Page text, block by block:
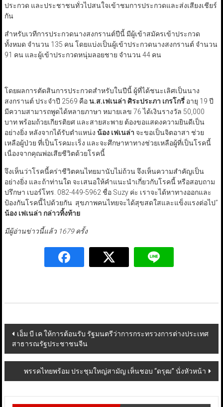
ประกวด และประชาชนทั่วไปสนใจเข้าชมการประกวดและส่งเสียงเชียร์
กัน
สำหรับเวทีการประกวดนางสงกรานต์ปีนี้ มีผู้เข้าสมัครเข้าประกวด
ทั้งหมด จำนวน 135 คน โดยแบ่งเป็นผู้เข้าประกวดนางสงกรานต์ จำนวน
91 คน และผู้เข้าประกวดหนุ่มลอยชาย จำนวน 44 คน
โดยผลการตัดสินการประกวดสำหรับในปีนี้ ผู้ที่ได้ชนะเลิศเป็นนาง
สงกรานต์ ประจำปี 2569 คือน.ส.เฟเนล่า ศิระประภา เกรโกรี่อายุ 19 ปี
มีความสามารถพูดได้หลายภาษา หมายเลข 76 ได้เงินรางวัล 50,000
บาท พร้อมถ้วยเกียรติยศ และสายสะพาย ต้องขอแสดงความยินดีเป็น
อย่างยิ่ง หลังจากได้รับตำแหน่ง น้อง เฟเนล่า จะขอเป็นจิตอาสา ช่วย
เหลือผู้ป่วย ที่เป็นโรคมะเร็ง และจะศึกษาหาทางช่วยเหลือผู้ที่เป็นโรคนี้
เนื่องจากคุณพ่อเสียชีวิตด้วยโรคนี้
จึงเห็นว่าโรคนี้คร่าชีวิตคนไทยมานับไม่ถ้วน จึงเห็นความสำคัญเป็น
อย่างยิ่ง และถ้าท่านใด จะเสนอให้คำแนะนำเกี่ยวกับโรคนี้ หรือสอบถาม
ปรึกษา เบอร์โทร. 082-449-5962 ชื่อ Suzy ค่ะ เราจะได้หาทางออกและ
ป้องกันโรคนี้ไปด้วยกัน สุขภาพคนไทยจะได้สุขสดใสและแข็งแรงต่อไป”
น้อง เฟเนล่า กล่าวทิ้งท้าย
มีผู้อ่านข่าวนี้แล้ว 1679 ครั้ง
Post
navigation
เอ็ม บี เค ให้การต้อนรับ รัฐมนตรีว่าการกระทรวงการต่างประเทศ
สาธารณรัฐประชาชนจีน
พรรคไทยพร้อม ประชุมใหญ่สามัญ เห็นชอบ “ดรุฒ” นั่งหัวหน้า